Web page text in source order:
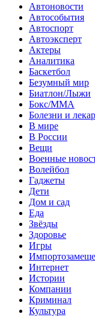
Автоновости
Автособытия
Автоспорт
Автоэксперт
Актеры
Аналитика
Баскетбол
Безумный мир
Биатлон/Лыжи
Бокс/MMA
Болезни и
В мире
В России
Вещи
Военные
Волейбол
Гаджеты
Дети
Дом и сад
Еда
Звёзды
Здоровье
Игры
Интернет
Истории
Компании
Криминал
Культура